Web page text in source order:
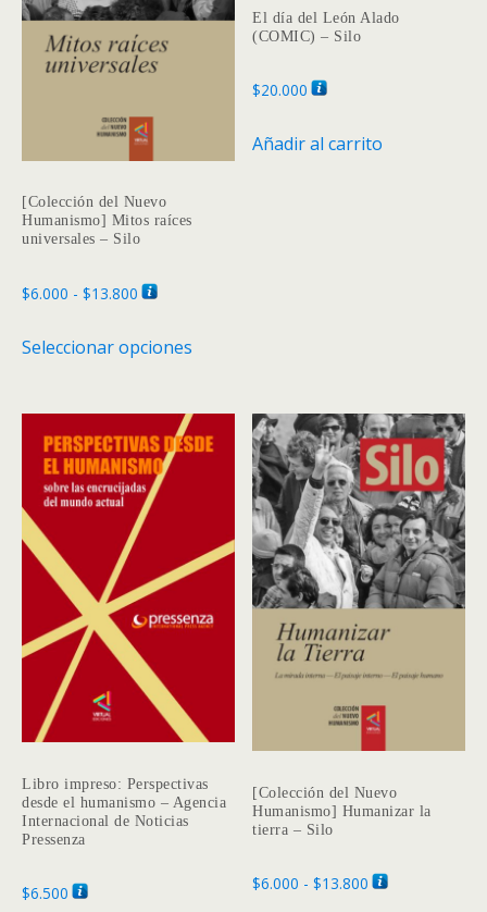
[Colección del Nuevo
Humanismo] Mitos raíces
universales – Silo
$6.000 - $13.800 Rango
precios:
hasta
$13.800
Seleccionar opciones
múltiples
variantes.
opciones
pueden
en
producto
El día del León Alado
(COMIC) – Silo
$20.000
Añadir al carrito
Libro impreso: Perspectivas
desde el humanismo – Agencia
Internacional de Noticias
Pressenza
$6.500
[Colección del Nuevo
Humanismo] Humanizar la
tierra – Silo
$6.000 - $13.800 Rango